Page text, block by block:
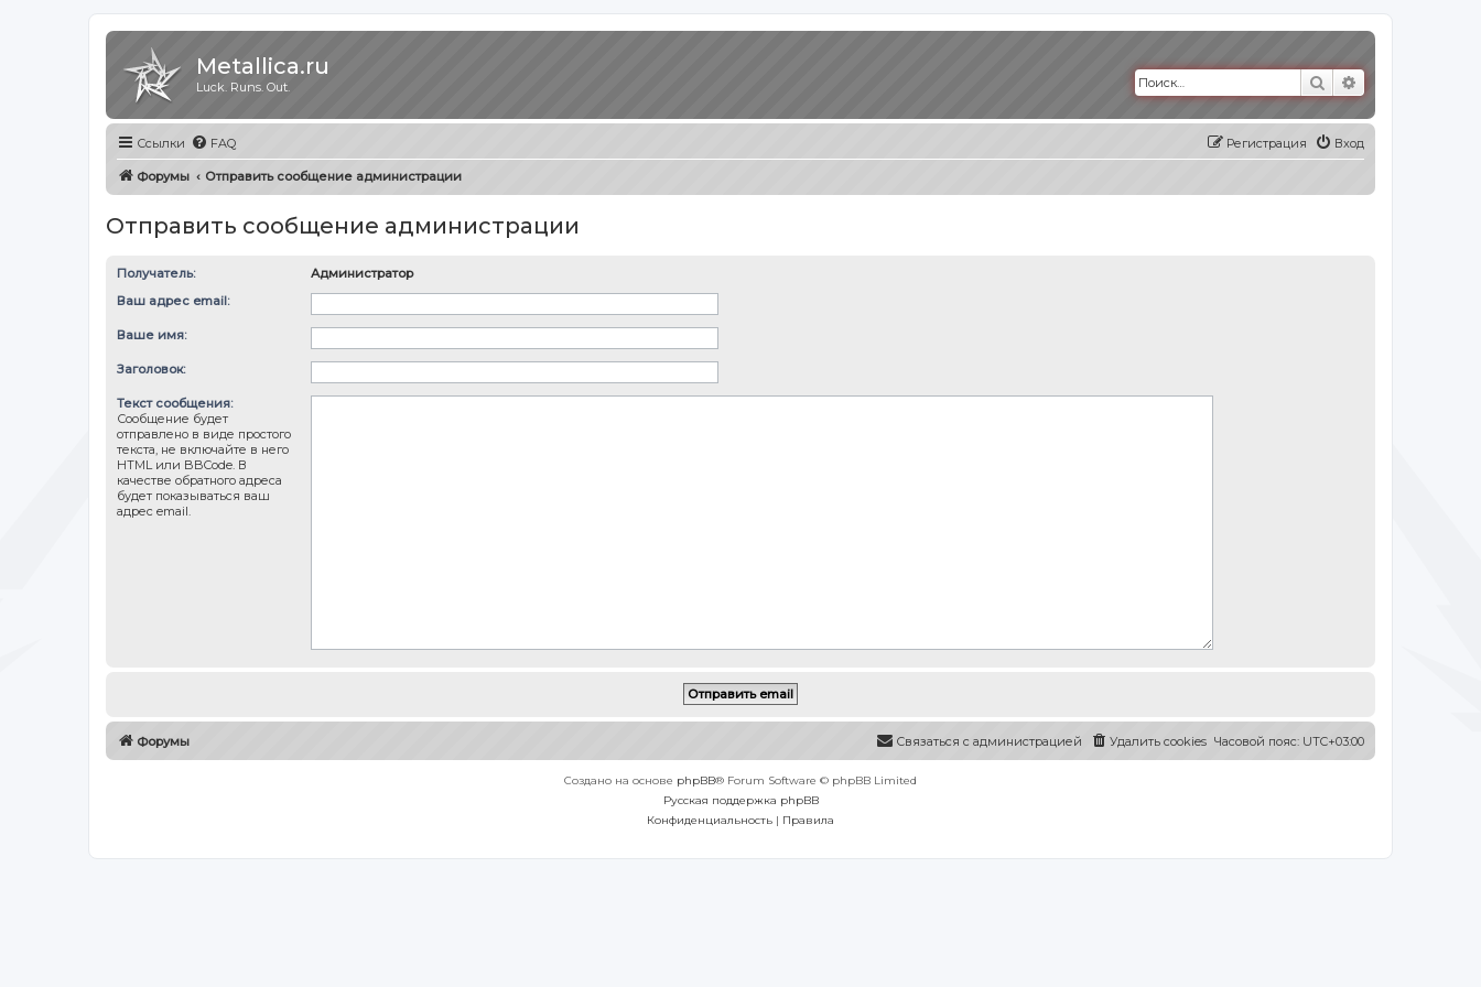
Metallica.ru
Luck. Runs. Out. Поиск
Ссылки FAQ Вход
Регистрация
Форумы Отправить сообщение администрации
Отправить сообщение администрации
Получатель:
Администратор
Ваш адрес email:
Ваше имя:
Заголовок:
Текст сообщения:
Сообщение будет
отправлено в виде простого
текста, не включайте в него
HTML или BBCode. В
качестве обратного адреса
будет показываться ваш
адрес email.
Форумы Часовой пояс: UTC+03:00
Удалить cookies
Связаться с администрацией
Создано на основе phpBB® Forum Software © phpBB Limited
Русская поддержка phpBB
Конфиденциальность | Правила